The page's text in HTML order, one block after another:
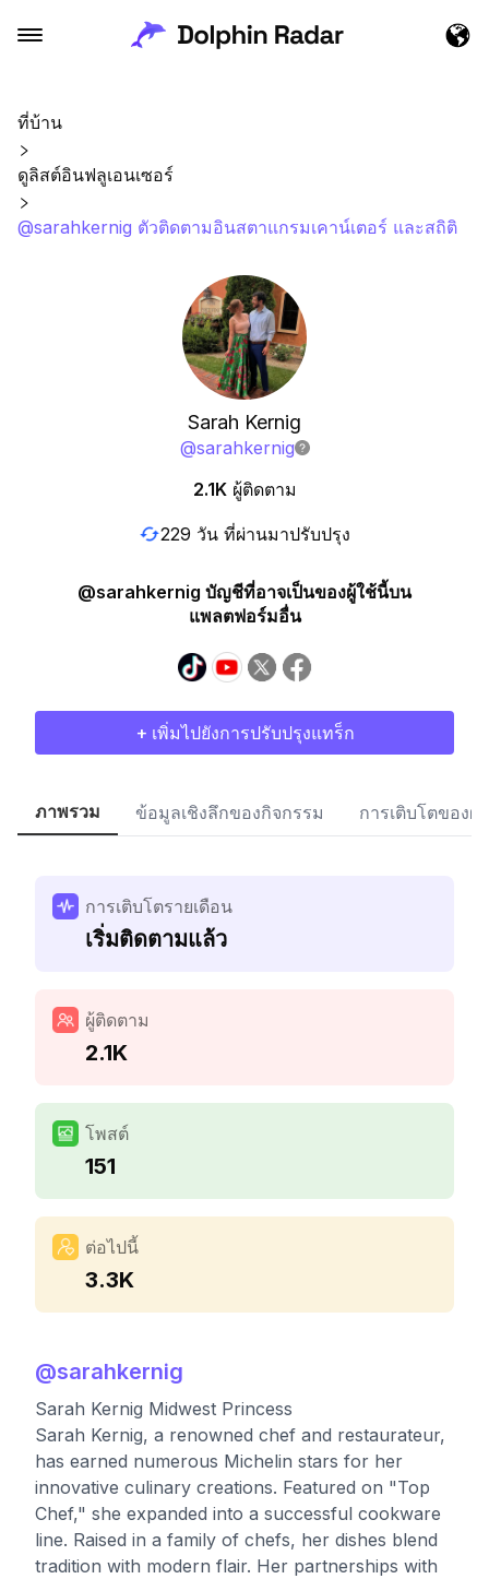
ที่บ้าน
ดูลิสต์อินฟลูเอนเซอร์
@sarahkernig ตัวติดตามอินสตาแกรมเคาน์เตอร์ และสถิติ
Sarah Kernig
@sarahkernig
2.1K ผู้ติดตาม
229 วัน ที่ผ่านมาปรับปรุง
@sarahkernig บัญชีที่อาจเป็นของผู้ใช้นี้บน
แพลตฟอร์มอื่น
+ เพิ่มไปยังการปรับปรุงแทร็ก
ภาพรวม ข้อมูลเชิงลึกของกิจกรรม การเติบโตของผู้
การเติบโตรายเดือน
เริ่มติดตามแล้ว
ผู้ติดตาม
2.1K
โพสต์
151
ต่อไปนี้
3.3K
@sarahkernig
Sarah Kernig Midwest Princess
Sarah Kernig, a renowned chef and restaurateur,
has earned numerous Michelin stars for her
innovative culinary creations. Featured on "Top
Chef," she expanded into a successful cookware
line. Raised in a family of chefs, her dishes blend
tradition with modern flair. Her partnerships with